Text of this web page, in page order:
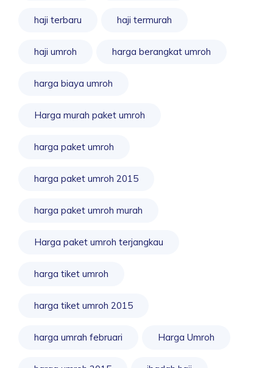
haji terbaru haji termurah
haji umroh harga berangkat umroh
harga biaya umroh
Harga murah paket umroh
harga paket umroh
harga paket umroh 2015
harga paket umroh murah
Harga paket umroh terjangkau
harga tiket umroh
harga tiket umroh 2015
harga umrah februari Harga Umroh